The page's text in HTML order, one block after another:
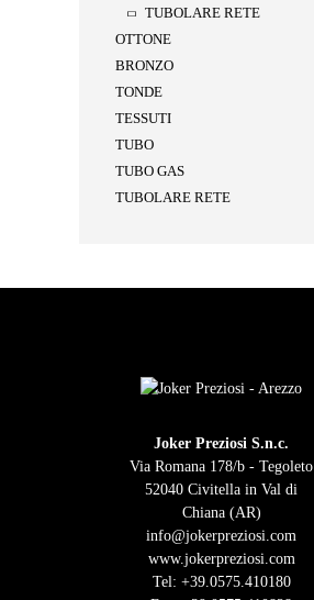
TUBOLARE RETE
OTTONE
BRONZO
TONDE
TESSUTI
TUBO
TUBO GAS
TUBOLARE RETE
Joker Preziosi S.n.c.
Via Romana 178/b - Tegoleto
52040 Civitella in Val di
Chiana (AR)
info@jokerpreziosi.com
www.jokerpreziosi.com
Tel: +39.0575.410180